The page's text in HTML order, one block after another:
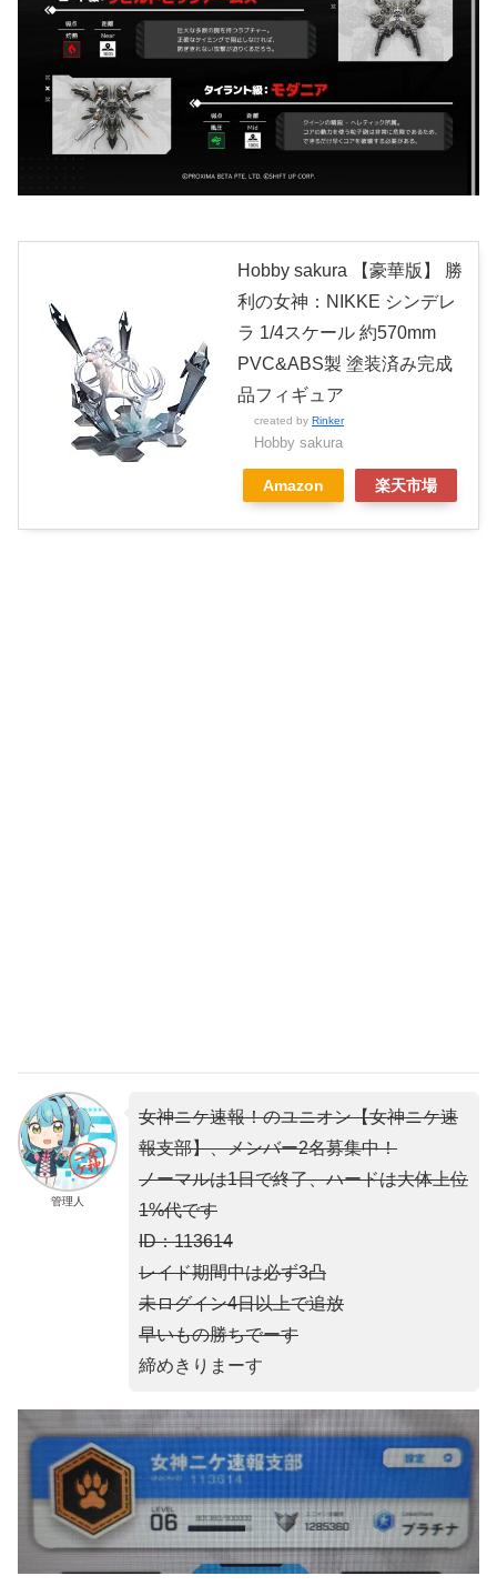
Hobby sakura 【豪華版】 勝
利の女神：NIKKE シンデレ
ラ 1/4スケール 約570mm
PVC&ABS製 塗装済み完成
品フィギュア
created by Rinker
Hobby sakura
Amazon 楽天市場
管理人
女神ニケ速報！のユニオン【女神ニケ速
報支部】、メンバー2名募集中！
ノーマルは1日で終了、ハードは大体上位
1%代です
ID：113614
レイド期間中は必ず3凸
未ログイン4日以上で追放
早いもの勝ちでーす
締めきりまーす